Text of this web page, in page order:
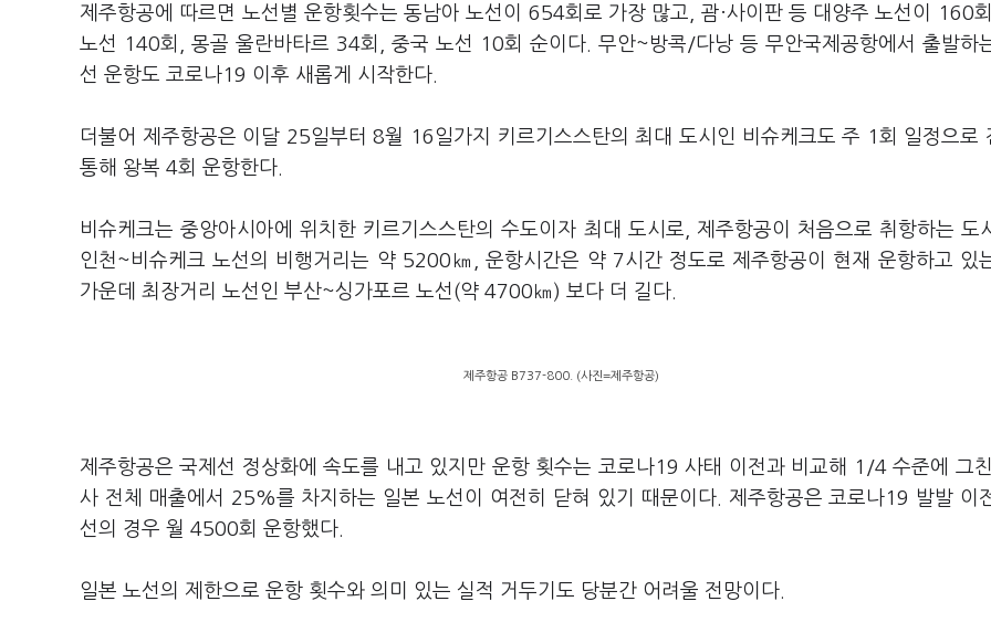
제주항공에 따르면 노선별 운항횟수는 동남아 노선이 654회로 가장 많고, 괌·사이판 등 대양주 노선이 160
노선 140회, 몽골 울란바타르 34회, 중국 노선 10회 순이다. 무안~방콕/다낭 등 무안국제공항에서 출발하
선 운항도 코로나19 이후 새롭게 시작한다.
더불어 제주항공은 이달 25일부터 8월 16일가지 키르기스스탄의 최대 도시인 비슈케크도 주 1회 일정으로
통해 왕복 4회 운항한다.
비슈케크는 중앙아시아에 위치한 키르기스스탄의 수도이자 최대 도시로, 제주항공이 처음으로 취항하는 도
인천~비슈케크 노선의 비행거리는 약 5200㎞, 운항시간은 약 7시간 정도로 제주항공이 현재 운항하고 있
가운데 최장거리 노선인 부산~싱가포르 노선(약 4700㎞) 보다 더 길다.
제주항공 B737-800. (사진=제주항공)
제주항공은 국제선 정상화에 속도를 내고 있지만 운항 횟수는 코로나19 사태 이전과 비교해 1/4 수준에 그
사 전체 매출에서 25%를 차지하는 일본 노선이 여전히 닫혀 있기 때문이다. 제주항공은 코로나19 발발 이
선의 경우 월 4500회 운항했다.
일본 노선의 제한으로 운항 횟수와 의미 있는 실적 거두기도 당분간 어려울 전망이다.